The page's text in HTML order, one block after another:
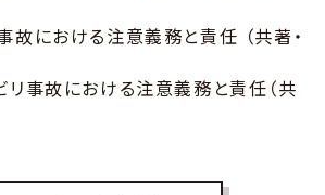
における注意義務と責任 （共著・
事故における注意義務と責任（共